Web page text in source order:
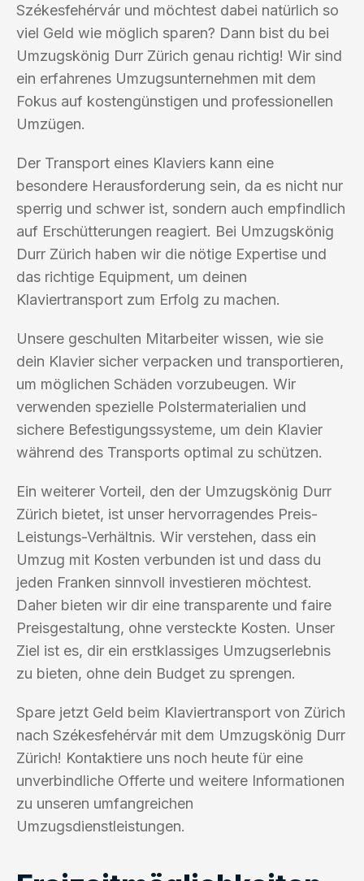
Székesfehérvár und möchtest dabei natürlich so
viel Geld wie möglich sparen? Dann bist du bei
Umzugskönig Durr Zürich genau richtig! Wir sind
ein erfahrenes Umzugsunternehmen mit dem
Fokus auf kostengünstigen und professionellen
Umzügen.
Der Transport eines Klaviers kann eine
besondere Herausforderung sein, da es nicht nur
sperrig und schwer ist, sondern auch empfindlich
auf Erschütterungen reagiert. Bei Umzugskönig
Durr Zürich haben wir die nötige Expertise und
das richtige Equipment, um deinen
Klaviertransport zum Erfolg zu machen.
Unsere geschulten Mitarbeiter wissen, wie sie
dein Klavier sicher verpacken und transportieren,
um möglichen Schäden vorzubeugen. Wir
verwenden spezielle Polstermaterialien und
sichere Befestigungssysteme, um dein Klavier
während des Transports optimal zu schützen.
Ein weiterer Vorteil, den der Umzugskönig Durr
Zürich bietet, ist unser hervorragendes Preis-
Leistungs-Verhältnis. Wir verstehen, dass ein
Umzug mit Kosten verbunden ist und dass du
jeden Franken sinnvoll investieren möchtest.
Daher bieten wir dir eine transparente und faire
Preisgestaltung, ohne versteckte Kosten. Unser
Ziel ist es, dir ein erstklassiges Umzugserlebnis
zu bieten, ohne dein Budget zu sprengen.
Spare jetzt Geld beim Klaviertransport von Zürich
nach Székesfehérvár mit dem Umzugskönig Durr
Zürich! Kontaktiere uns noch heute für eine
unverbindliche Offerte und weitere Informationen
zu unseren umfangreichen
Umzugsdienstleistungen.